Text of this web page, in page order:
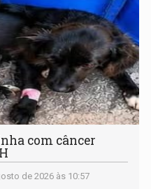
com câncer
de 2026 às 10:57